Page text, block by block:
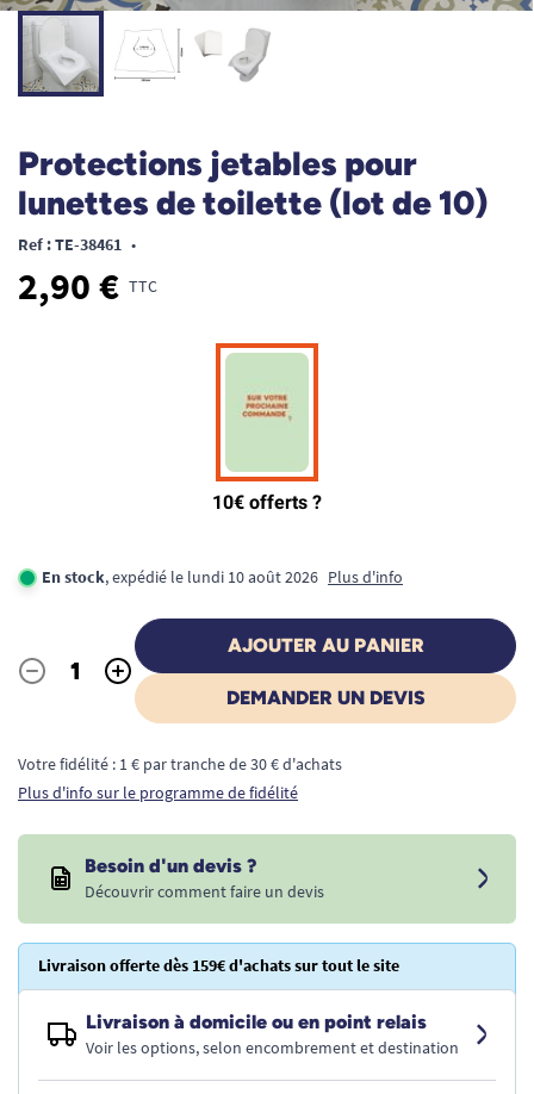
Protections jetables pour
lunettes de toilette (lot de 10)
Ref : TE-38461 •
2,90 € TTC
En stock, expédié le lundi 10 août 2026 Plus d'info
Quantité
- +
AJOUTER AU PANIER
DEMANDER UN DEVIS
Votre fidélité : 1 € par tranche de 30 € d'achats
Plus d'info sur le programme de fidélité
Besoin d'un devis ?
Découvrir comment faire un devis
Livraison offerte dès 159€ d'achats sur tout le site
Livraison à domicile ou en point relais
Voir les options, selon encombrement et destination